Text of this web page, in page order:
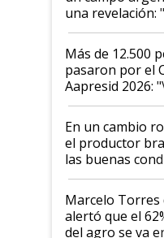
una revelación:
impresionó
Más de 12.500
pasaron por el
Aapresid 2026:
demostrar que
suelo es hablar
sistema
En un cambio
el productor
las buenas
agro argentino
"Los veo más
Marcelo Torres
alertó que el
del agro se va